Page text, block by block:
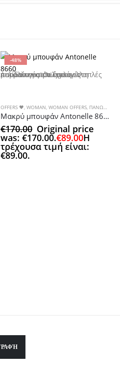
-48%
Αυτό το προϊόν έχει πολλαπλές παραλλαγές. Οι επιλογές μπορούν να επιλεγούν στη σελίδα του προϊόντος
OFFERS 🖤, WOMAN, WOMAN OFFERS, ΠΑΝΩΦΟΡΙΑ
Μακρύ μπουφάν Antonelle 8660
€170.00 Original price
was: €170.00.€89.00Η
τρέχουσα τιμή είναι:
€89.00.